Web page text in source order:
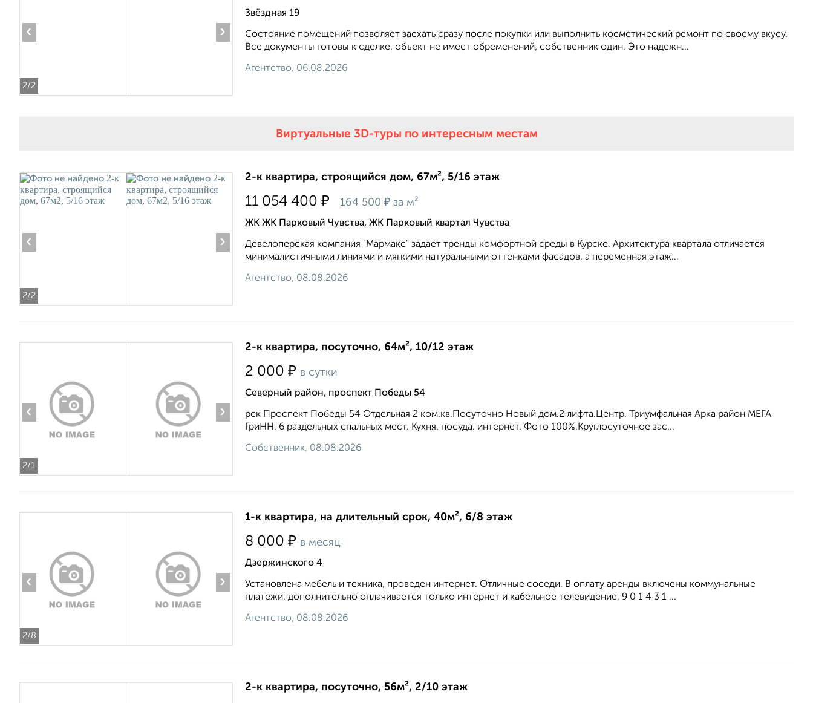
2/2
‹ ›
Звёздная 19
Состояние помещений позволяет заехать сразу после покупки или выполнить косметический ремонт по своему вкусу.
Все документы готовы к сделке, объект не имеет обременений, собственник один. Это надежн...
Агентство, 06.08.2026
Виртуальные 3D-туры по интересным местам
2/2
‹ ›
2-к квартира, строящийся дом, 67м², 5/16 этаж
11 054 400 ₽ 164 500 ₽ за м²
ЖК ЖК Парковый Чувства, ЖК Парковый квартал Чувства
Девелоперская компания "Мармакс" задает тренды комфортной среды в Курске. Архитектура квартала отличается
минималистичными линиями и мягкими натуральными оттенками фасадов, а переменная этаж...
Агентство, 08.08.2026
2/1
‹ ›
2-к квартира, посуточно, 64м², 10/12 этаж
2 000 ₽ в сутки
Северный район, проспект Победы 54
рск Проспект Победы 54 Отдельная 2 ком.кв.Посуточно Новый дом.2 лифта.Центр. Триумфальная Арка район МЕГА
ГриНН. 6 раздельных спальных мест. Кухня. посуда. интернет. Фото 100%.Круглосуточное зас...
Собственник, 08.08.2026
2/8
‹ ›
1-к квартира, на длительный срок, 40м², 6/8 этаж
8 000 ₽ в месяц
Дзержинского 4
Установлена мебель и техника, проведен интернет. Отличные соседи. В оплату аренды включены коммунальные
платежи, дополнительно оплачивается только интернет и кабельное телевидение. 9 0 1 4 3 1 ...
Агентство, 08.08.2026
2-к квартира, посуточно, 56м², 2/10 этаж